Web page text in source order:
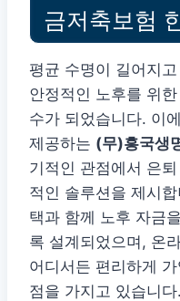
금저축보험
평균 수명이 길어지
안정적인 노후를 위
수가 되었습니다. 이에
제공하는 (무)흥국생
기적인 관점에서 은
적인 솔루션을 제시
택과 함께 노후 자금
록 설계되었으며, 온
어디서든 편리하게
점을 가지고 있습니다.